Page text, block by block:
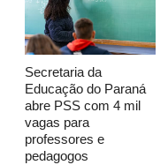
Secretaria da
Educação do Paraná
abre PSS com 4 mil
vagas para
professores e
pedagogos